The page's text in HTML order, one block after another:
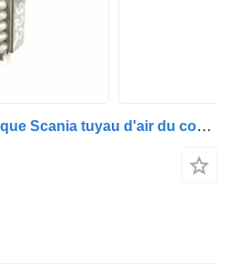
Compresseur pneumatique Scania tuyau d'air du compresseur 1798270 pour tracteur routier Scania G400